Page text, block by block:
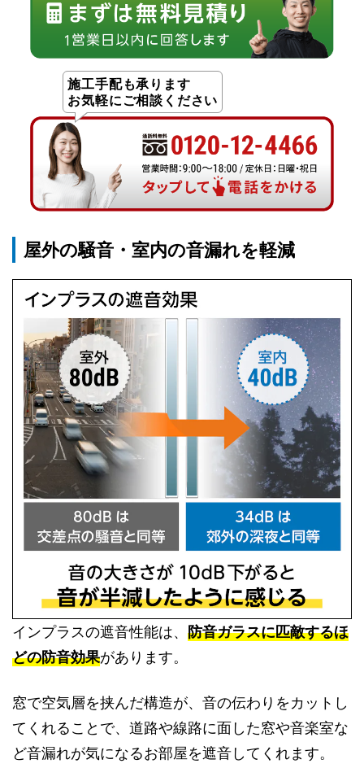
施工手配も承ります
お気軽にご相談ください
屋外の騒音・室内の音漏れを軽減
インプラスの遮音性能は、 防音ガラスに匹敵するほ
どの防音効果があります。
窓で空気層を挟んだ構造が、音の伝わりをカットし
てくれることで、道路や線路に面した窓や音楽室な
ど音漏れが気になるお部屋を遮音してくれます。